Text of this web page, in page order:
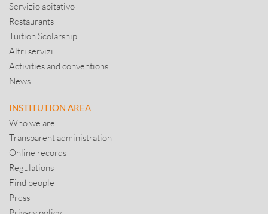
Servizio abitativo
Restaurants
Tuition Scolarship
Altri servizi
Activities and conventions
News
INSTITUTION AREA
Who we are
Transparent administration
Online records
Regulations
Find people
Press